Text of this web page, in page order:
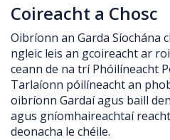
Coireacht a Chosc
Oibríonn an Garda Síochána
ngleic leis an gcoireacht ar
ceann de na trí Phóilíneacht
Tarlaíonn póilíneacht an
oibríonn Gardaí agus baill
agus gníomhaireachtaí
deonacha le chéile.